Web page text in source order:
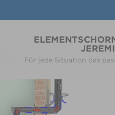
Für jede Situation das